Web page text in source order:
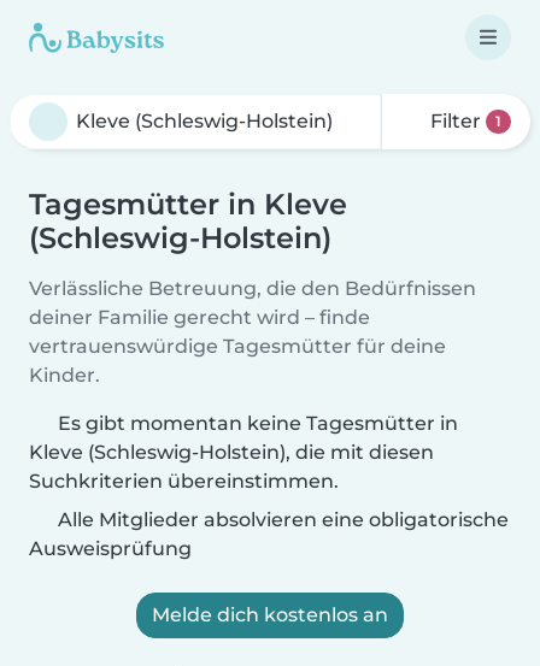
Filter 1
Tagesmütter in Kleve
(Schleswig-Holstein)
Verlässliche Betreuung, die den Bedürfnissen
deiner Familie gerecht wird – finde
vertrauenswürdige Tagesmütter für deine
Kinder.
Es gibt momentan keine Tagesmütter in
Kleve (Schleswig-Holstein), die mit diesen
Suchkriterien übereinstimmen.
Alle Mitglieder absolvieren eine obligatorische
Ausweisprüfung
Melde dich kostenlos an